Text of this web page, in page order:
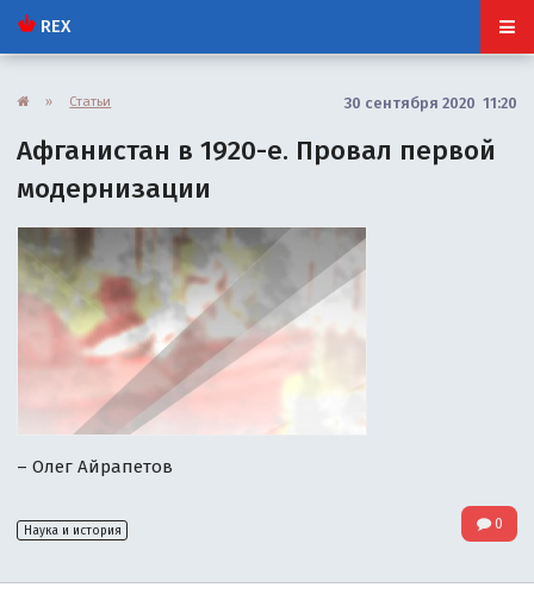
REX
» Статьи 30 сентября 2020 11:20
Афганистан в 1920-е. Провал первой
модернизации
– Олег Айрапетов
Наука и история 0